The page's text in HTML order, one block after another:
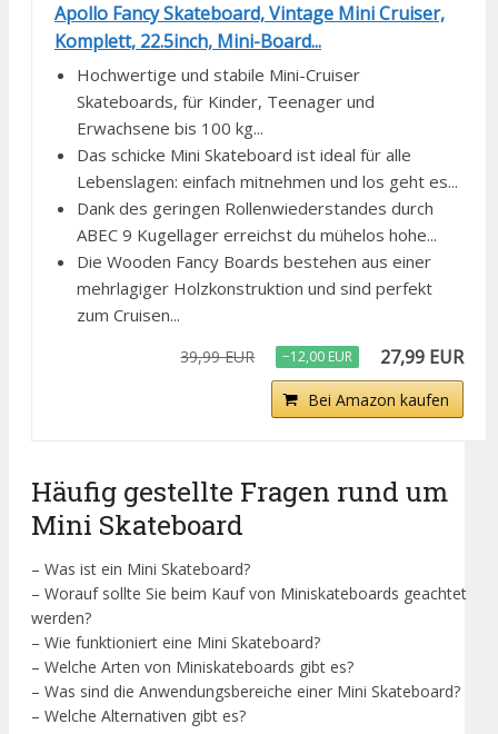
Apollo Fancy Skateboard, Vintage Mini Cruiser,
Komplett, 22.5inch, Mini-Board...
Hochwertige und stabile Mini-Cruiser
Skateboards, für Kinder, Teenager und
Erwachsene bis 100 kg...
Das schicke Mini Skateboard ist ideal für alle
Lebenslagen: einfach mitnehmen und los geht es...
Dank des geringen Rollenwiederstandes durch
ABEC 9 Kugellager erreichst du mühelos hohe...
Die Wooden Fancy Boards bestehen aus einer
mehrlagiger Holzkonstruktion und sind perfekt
zum Cruisen...
39,99 EUR −12,00 EUR 27,99 EUR
Bei Amazon kaufen
Häufig gestellte Fragen rund um
Mini Skateboard
– Was ist ein Mini Skateboard?
– Worauf sollte Sie beim Kauf von Miniskateboards geachtet
werden?
– Wie funktioniert eine Mini Skateboard?
– Welche Arten von Miniskateboards gibt es?
– Was sind die Anwendungsbereiche einer Mini Skateboard?
– Welche Alternativen gibt es?